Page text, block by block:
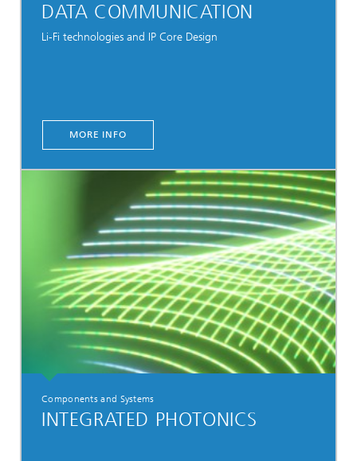
DATA COMMUNICATION
Li-Fi technologies and IP Core Design
MORE INFO
Components and Systems
INTEGRATED PHOTONICS